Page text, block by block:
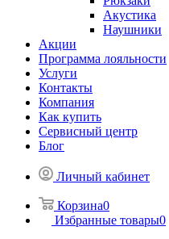
Акустика
Наушники
Акции
Программа лояльности
Услуги
Контакты
Компания
Как купить
Сервисный центр
Блог
Личный кабинет
Корзина0
Избранные товары0